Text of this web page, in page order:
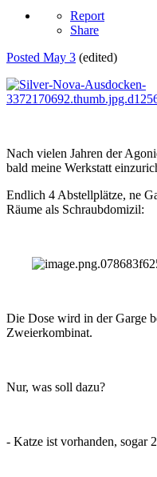
Report
Share
Posted May 3 (edited)
Nach vielen Jahren der
bald meine Werkstatt
Endlich 4 Abstellplätze, ne
Räume als Schraubdomizil:
Die Dose wird in der Garge
Zweierkombinat.
Nur, was soll dazu?
- Katze ist vorhanden, sogar